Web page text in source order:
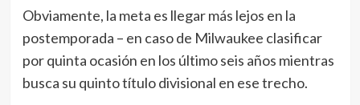
Obviamente, la meta es llegar más lejos en la
postemporada – en caso de Milwaukee clasificar
por quinta ocasión en los último seis años mientras
busca su quinto título divisional en ese trecho.